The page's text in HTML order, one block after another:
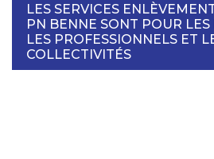
LES SERVICES
PN BENNE SONT POUR LES
LES PROFESSIONNELS ET
COLLECTIVITÉS